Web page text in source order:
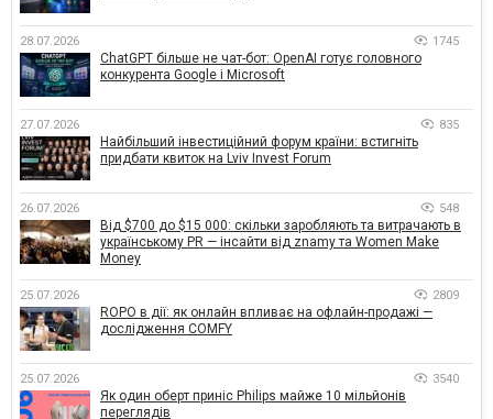
28.07.2026 1745
ChatGPT більше не чат-бот: OpenAI готує головного
конкурента Google і Microsoft
27.07.2026 835
Найбільший інвестиційний форум країни: встигніть
придбати квиток на Lviv Invest Forum
26.07.2026 548
Від $700 до $15 000: скільки заробляють та витрачають в
українському PR — інсайти від znamy та Women Make
Money
25.07.2026 2809
ROPO в дії: як онлайн впливає на офлайн-продажі —
дослідження COMFY
25.07.2026 3540
Як один оберт приніс Philips майже 10 мільйонів
переглядів